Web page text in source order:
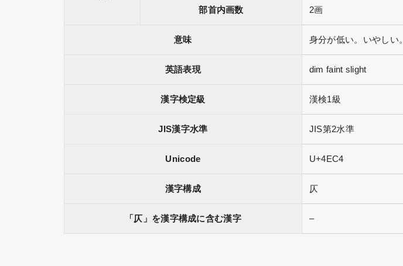
部首内画数 2画
意味 身分が低い。いやしい。
英語表現 dim faint slight
漢字検定級 漢検1級
JIS漢字水準 JIS第2水準
Unicode U+4EC4
漢字構成 仄
「仄」を漢字構成に含む漢字 –